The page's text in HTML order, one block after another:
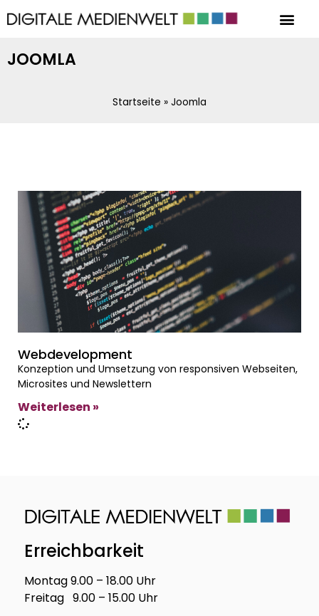
JOOMLA
Startseite » Joomla
Webdevelopment
Konzeption und Umsetzung von responsiven Webseiten,
Microsites und Newslettern
Weiterlesen »
Erreichbarkeit
Montag 9.00 – 18.00 Uhr
Freitag 9.00 – 15.00 Uhr